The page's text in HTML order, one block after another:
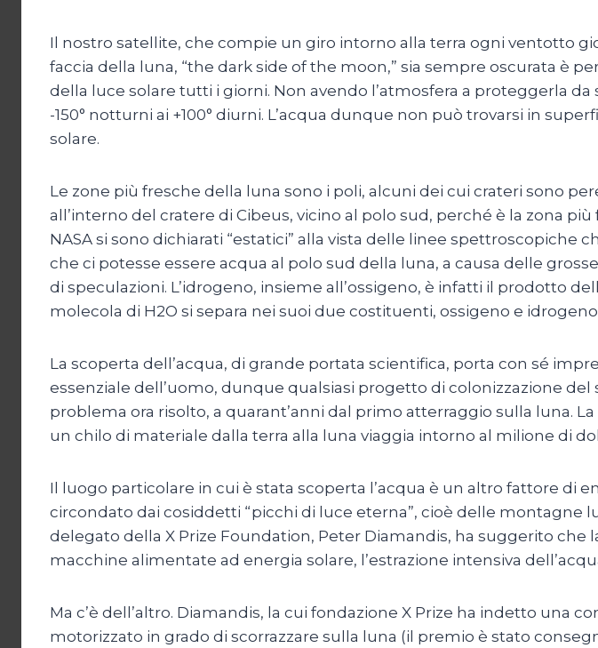
Il nostro satellite, che compie un giro intorno alla terra ogni ventotto
faccia della luna, “the dark side of the moon,” sia sempre oscurata è
della luce solare tutti i giorni. Non avendo l’atmosfera a proteggerla
-150° notturni ai +100° diurni. L’acqua dunque non può trovarsi in
solare.
Le zone più fresche della luna sono i poli, alcuni dei cui crateri sono
all’interno del cratere di Cibeus, vicino al polo sud, perché è la zona
NASA si sono dichiarati “estatici” alla vista delle linee spettroscopiche
che ci potesse essere acqua al polo sud della luna, a causa delle
di speculazioni. L’idrogeno, insieme all’ossigeno, è infatti il prodotto
molecola di H2O si separa nei suoi due costituenti, ossigeno e
La scoperta dell’acqua, di grande portata scientifica, porta con sé
essenziale dell’uomo, dunque qualsiasi progetto di colonizzazione
problema ora risolto, a quarant’anni dal primo atterraggio sulla luna.
un chilo di materiale dalla terra alla luna viaggia intorno al milione di
Il luogo particolare in cui è stata scoperta l’acqua è un altro fattore di
circondato dai cosiddetti “picchi di luce eterna”, cioè delle montagne
delegato della X Prize Foundation, Peter Diamandis, ha suggerito
macchine alimentate ad energia solare, l’estrazione intensiva
Ma c’è dell’altro. Diamandis, la cui fondazione X Prize ha indetto una
motorizzato in grado di scorrazzare sulla luna (il premio è stato